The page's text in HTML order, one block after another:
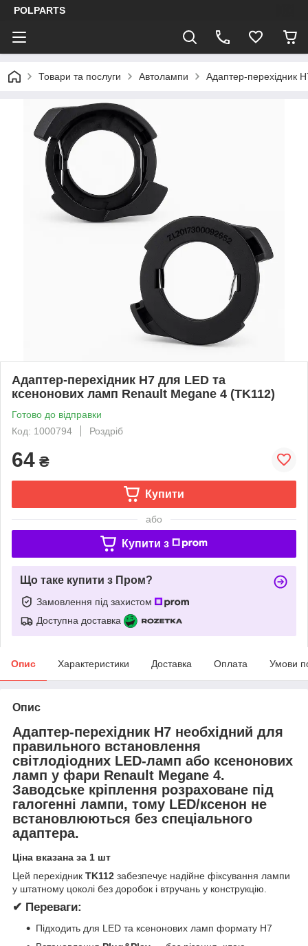
POLPARTS
Товари та послуги Автолампи Адаптер-перехідник
Адаптер-перехідник H7 для LED та
ксенонових ламп Renault Megane 4 (TK112)
Готово до відправки
Код: 1000794
Роздріб
64 ₴
Купити
або
Купити з
Що таке купити з Пром?
Замовлення під захистом
Доступна доставка
Опис Характеристики Доставка Оплата Умови
Опис
Адаптер-перехідник H7 необхідний для
правильного встановлення
світлодіодних LED-ламп або ксенонових
ламп у фари Renault Megane 4.
Заводське кріплення розраховане під
галогенні лампи, тому LED/ксенон не
встановлюються без спеціального
адаптера.
Ціна вказана за 1 шт
Цей перехідник TK112 забезпечує надійне фіксування лампи
у штатному цоколі без доробок і втручань у конструкцію.
✔ Переваги:
Підходить для LED та ксенонових ламп формату H7